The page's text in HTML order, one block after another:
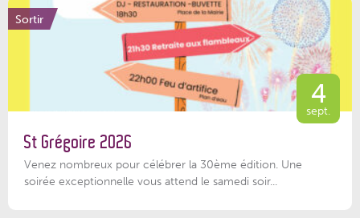
Sortir
4
sept.
St Grégoire 2026
Venez nombreux pour célébrer la 30ème édition. Une
soirée exceptionnelle vous attend le samedi soir...